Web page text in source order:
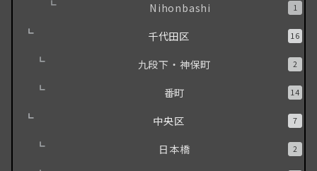
Nihonbashi 1
千代田区 16
九段下・神保町 2
番町 14
中央区 7
日本橋 2